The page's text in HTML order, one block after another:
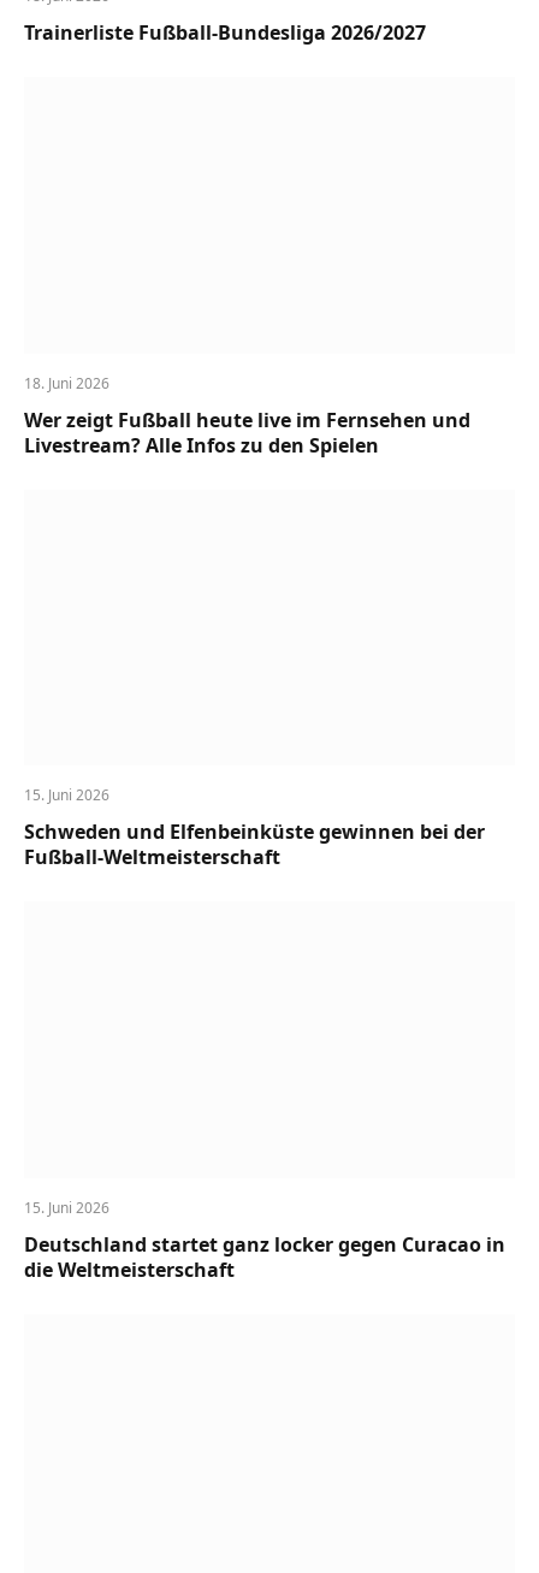
Trainerliste Fußball-Bundesliga 2026/2027
18. Juni 2026
Wer zeigt Fußball heute live im Fernsehen und
Livestream? Alle Infos zu den Spielen
15. Juni 2026
Schweden und Elfenbeinküste gewinnen bei der
Fußball-Weltmeisterschaft
15. Juni 2026
Deutschland startet ganz locker gegen Curacao in
die Weltmeisterschaft